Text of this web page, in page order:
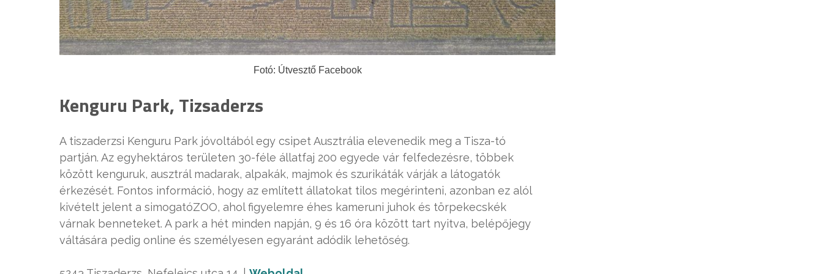
Fotó: Útvesztő Facebook
Kenguru Park, Tizsaderzs
A tiszaderzsi Kenguru Park jóvoltából egy csipet Ausztrália elevenedik meg a Tisza-tó
partján. Az egyhektáros területen 30-féle állatfaj 200 egyede vár felfedezésre, többek
között kenguruk, ausztrál madarak, alpakák, majmok és szurikáták várják a látogatók
érkezését. Fontos információ, hogy az említett állatokat tilos megérinteni, azonban ez alól
kivételt jelent a simogatóZOO, ahol figyelemre éhes kameruni juhok és törpekecskék
várnak benneteket. A park a hét minden napján, 9 és 16 óra között tart nyitva, belépőjegy
váltására pedig online és személyesen egyaránt adódik lehetőség.